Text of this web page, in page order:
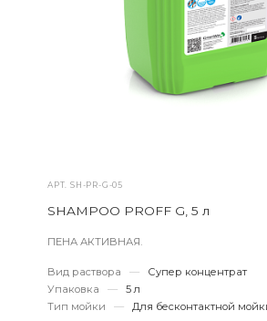
АРТ.SH-PR-G-05
SHAMPOO PROFF G, 5 л
ПЕНА АКТИВНАЯ.
Вид раствора —
Супер концентрат
Упаковка
—
5 л
Тип мойки
— Для бесконтактной